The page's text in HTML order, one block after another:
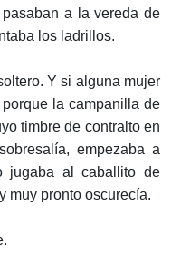
a la vereda de
los ladrillos.
Y si alguna mujer
la campanilla de
timbre de contralto en
empezaba a
jugaba al caballito de
muy pronto oscurecía.